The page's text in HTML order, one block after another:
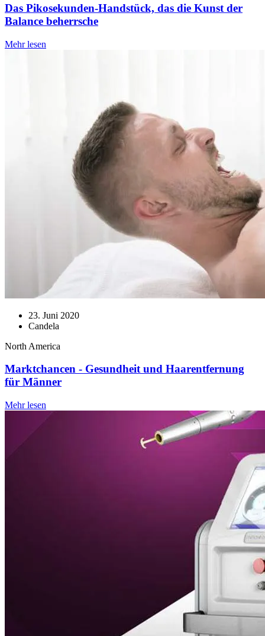
Das Pikosekunden-Handstück, das die Kunst der
Balance beherrsche
Mehr lesen
23. Juni 2020
Candela
North America
Marktchancen - Gesundheit und Haarentfernung
für Männer
Mehr lesen